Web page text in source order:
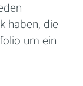
haben, die
um ein